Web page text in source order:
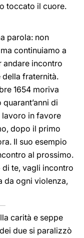
toccato il cuore.
parola: non
continuiamo a
andare incontro
della fraternità.
1654 moriva
di
lavoro in favore
dopo il primo
Il suo esempio
al prossimo.
te, vagli incontro
da ogni violenza,
carità e seppe
due si paralizzò